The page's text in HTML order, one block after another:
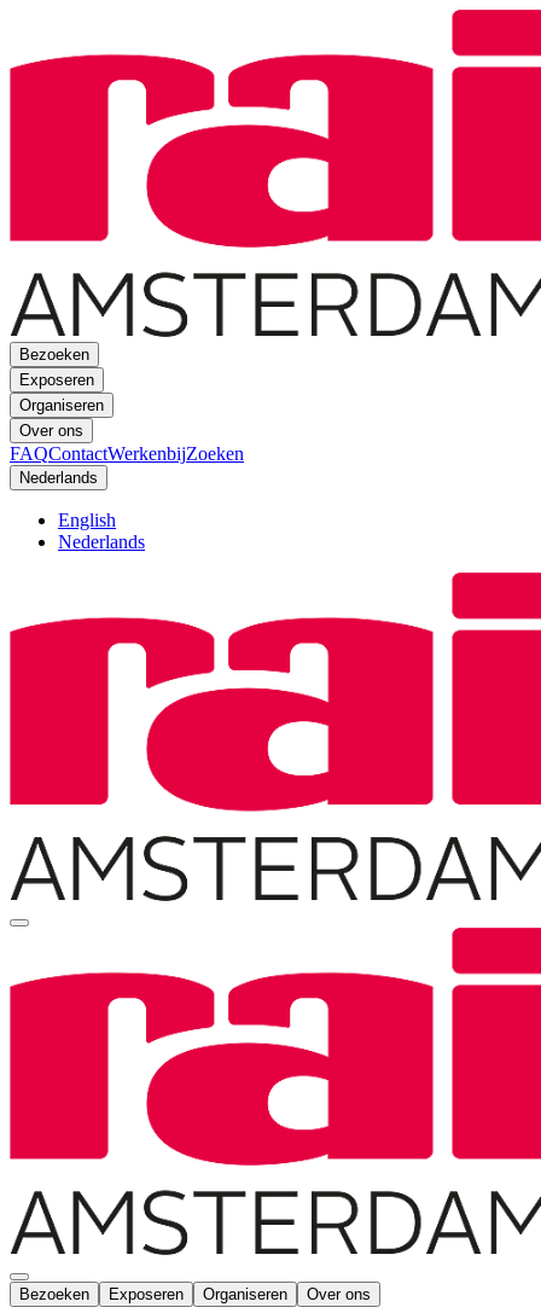
Bezoeken
Exposeren
Organiseren
Over ons
FAQContactWerkenbijZoeken
Nederlands
English
Nederlands
Bezoeken Exposeren Organiseren Over ons